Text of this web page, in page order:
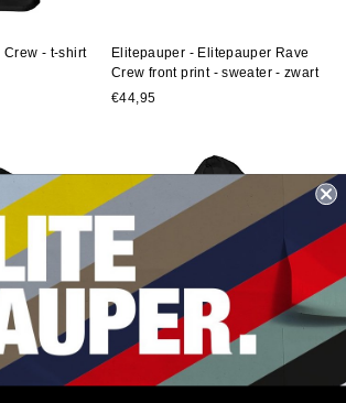
Crew - t-shirt
Elitepauper - Elitepauper Rave
Crew front print - sweater - zwart
€44,95